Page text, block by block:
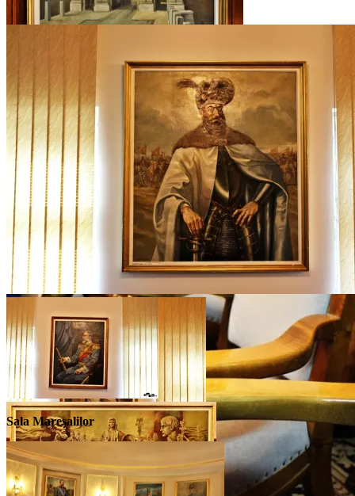
Poarta Carol al VI-lea din Alba Iulia, orașul
unirii
Crăișorul Munților
Carol I
Sala Mareșalilor